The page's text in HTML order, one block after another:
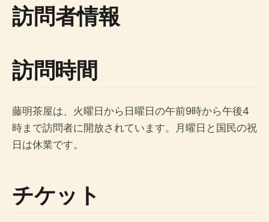
訪問者情報
訪問時間
藤明茶屋は、火曜日から日曜日の午前9時から午後4
時まで訪問者に開放されています。月曜日と国民の祝
日は休業です。
チケット